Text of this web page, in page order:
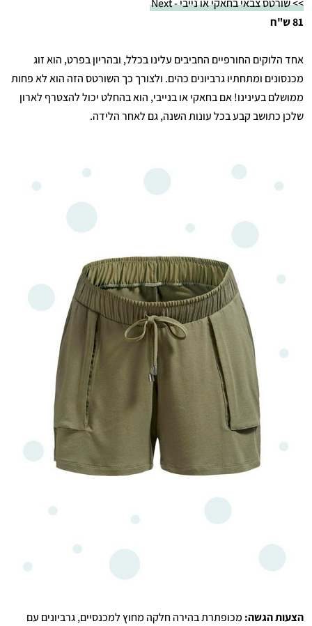
81 ש"ח
אחד הלוקים החורפיים החביבים עלינו בכלל, ובהריון בפרט, הוא זוג
מכנסונים ומתחתיו גרביונים כהים. ולצורך כך השורטס הזה הוא לא פחות
ממושלם בעינינו! אם בחאקי או בנייבי, הוא בהחלט יכול להצטרף לארון
שלכן כתושב קבע בכל עונות השנה, גם לאחר הלידה.
הצעות הגשה: מכופתרת בהירה חלקה מחוץ למכנסיים, גרביונים עם